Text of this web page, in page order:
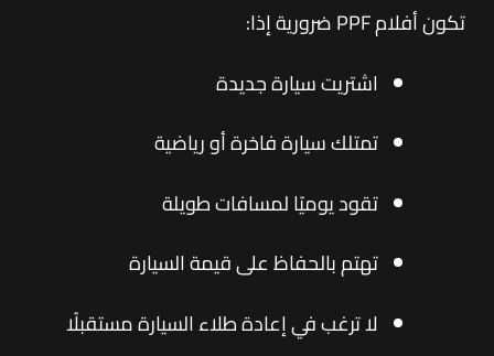
تكون أفلام PPF ضرورية إذا:
اشتريت سيارة جديدة
تمتلك سيارة فاخرة أو رياضية
تقود يوميًا لمسافات طويلة
تهتم بالحفاظ على قيمة السيارة
لا ترغب في إعادة طلاء السيارة مستقبلًا